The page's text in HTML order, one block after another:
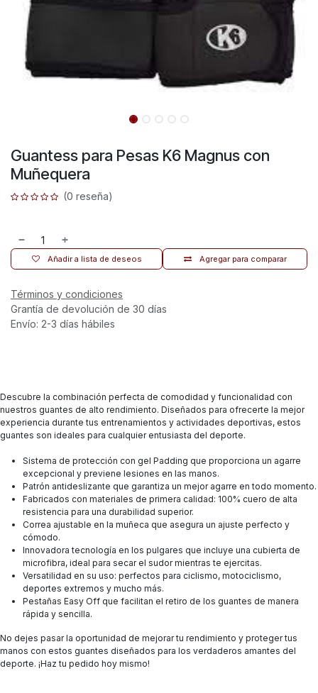
Guantess para Pesas K6 Magnus con
Muñequera
(0 reseña)
Agregar para comparar
Añadir a lista de deseos
Términos y condiciones
Grantía de devolución de 30 días
Envío: 2-3 días hábiles
Descubre la combinación perfecta de comodidad y funcionalidad con
nuestros guantes de alto rendimiento. Diseñados para ofrecerte la mejor
experiencia durante tus entrenamientos y actividades deportivas, estos
guantes son ideales para cualquier entusiasta del deporte.
Sistema de protección con gel Padding que proporciona un agarre
excepcional y previene lesiones en las manos.
Patrón antideslizante que garantiza un mejor agarre en todo momento.
Fabricados con materiales de primera calidad: 100% cuero de alta
resistencia para una durabilidad superior.
Correa ajustable en la muñeca que asegura un ajuste perfecto y
cómodo.
Innovadora tecnología en los pulgares que incluye una cubierta de
microfibra, ideal para secar el sudor mientras te ejercitas.
Versatilidad en su uso: perfectos para ciclismo, motociclismo,
deportes extremos y mucho más.
Pestañas Easy Off que facilitan el retiro de los guantes de manera
rápida y sencilla.
No dejes pasar la oportunidad de mejorar tu rendimiento y proteger tus
manos con estos guantes diseñados para los verdaderos amantes del
deporte. ¡Haz tu pedido hoy mismo!